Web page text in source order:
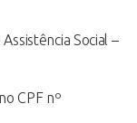
Social –
CPF nº